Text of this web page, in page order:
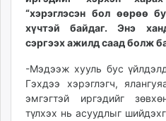
“хэрэглэсэн бол өөрөө
хүчтэй байдаг. Энэ
сэргээх ажилд саад болж
-Мэдээж хууль бус
Гэхдээ хэрэглэгч,
эмгэгтэй иргэдийг
түлхэх нь асуудлыг